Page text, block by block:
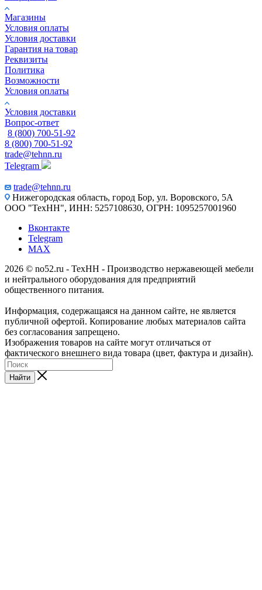
Магазины
Условия оплаты
Условия доставки
Гарантия на товар
Реквизиты
Политика
Возможности
Условия оплаты
Условия доставки
Вопрос-ответ
8 (800) 700-51-92
8 (800) 700-51-92
trade@tehnn.ru
Telegram
trade@tehnn.ru
Нижегородская область, город Бор, ул. Воровского, 5А
ООО "ТехНН", ИНН: 5257108630, ОГРН: 1095257001960
Вконтакте
Telegram
MAX
2026 © no52.ru - ТехНН - Производство нержавеющей мебели
и нейтрального оборудования для предприятий
общественного питания.
Информация, содержащаяся на данном сайте, не является
публичной офертой. Копирование любых материалов сайта
без согласования запрещено.
Изображения товаров на сайте могут отличаться от
фактического внешнего вида товара (цвет, фактура и дизайн).
Найти